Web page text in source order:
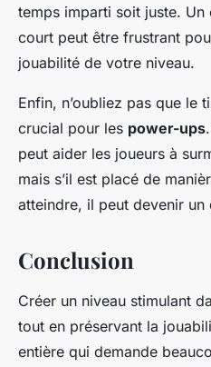
temps imparti soit juste.
court peut être frustrant
jouabilité de votre niveau.
Enfin, n’oubliez pas que le
crucial pour les power-ups
peut aider les joueurs à
mais s’il est placé de
atteindre, il peut devenir un
Conclusion
Créer un niveau stimulant
tout en préservant la
entière qui demande